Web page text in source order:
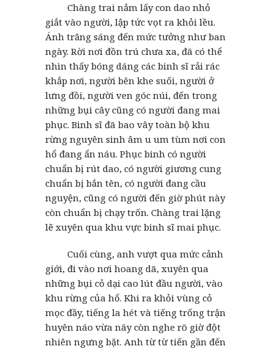
Chàng trai nắm lấy con dao nhỏ
giắt vào người, lập tức vọt ra khỏi lều.
Ánh trăng sáng đến mức tưởng như ban
ngày. Rời nơi đồn trú chưa xa, đã có thể
nhìn thấy bóng dáng các binh sĩ rải rác
khắp nơi, người bên khe suối, người ở
lưng đồi, người ven góc núi, đến trong
những bụi cây cũng có người đang mai
phục. Binh sĩ đã bao vây toàn bộ khu
rừng nguyên sinh âm u um tùm nơi con
hổ đang ẩn náu. Phục binh có người
chuẩn bị rút dao, có người giương cung
chuẩn bị bắn tên, có người đang cầu
nguyện, cũng có người đến giờ phút này
còn chuẩn bị chạy trốn. Chàng trai lặng
lẽ xuyên qua khu vực binh sĩ mai phục.
Cuối cùng, anh vượt qua mức cảnh
giới, đi vào nơi hoang dã, xuyên qua
những bụi cỏ dại cao lút đầu người, vào
khu rừng của hổ. Khi ra khỏi vùng cỏ
mọc đầy, tiếng la hét và tiếng trống trận
huyên náo vừa nãy còn nghe rõ giờ đột
nhiên ngưng bặt. Anh từ từ tiến gần đến